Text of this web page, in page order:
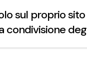
sul proprio
condivisione